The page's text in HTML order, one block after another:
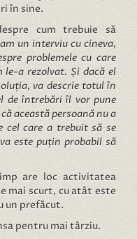
în sine.
cum trebuie să
un interviu cu cineva,
problemele cu care
a rezolvat. Și dacă el
va descrie totul în
de întrebări îl vor pune
această persoană nu a
cel care a trebuit să se
este puțin probabil să
are loc activitatea
mai scurt, cu atât este
un prefăcut.
pentru mai târziu.